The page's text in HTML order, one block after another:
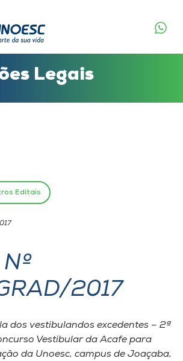
Legais
Editais
2017
dos vestibulandos excedentes – 2ª
Vestibular da Acafe para
da Unoesc, campus de Joaçaba,